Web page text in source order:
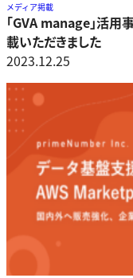
メディア掲載
「GVA manage」活用
載いただきました
2023.12.25